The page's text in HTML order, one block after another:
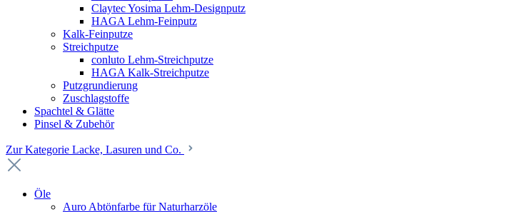
Claytec Yosima Lehm-Designputz
HAGA Lehm-Feinputz
Kalk-Feinputze
Streichputze
conluto Lehm-Streichputze
HAGA Kalk-Streichputze
Putzgrundierung
Zuschlagstoffe
Spachtel & Glätte
Pinsel & Zubehör
Zur Kategorie Lacke, Lasuren und Co.
Öle
Auro Abtönfarbe für Naturharzöle